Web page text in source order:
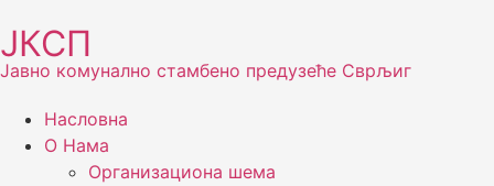
ЈКСП
Јавно комунално стамбено предузеће Сврљиг
Насловна
О Нама
Организациона шема